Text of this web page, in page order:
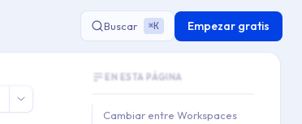
Buscar ⌘K Empezar gratis
Key topics covered: Cambiar entre
EN ESTA PÁGINA
Cambiar entre Workspaces